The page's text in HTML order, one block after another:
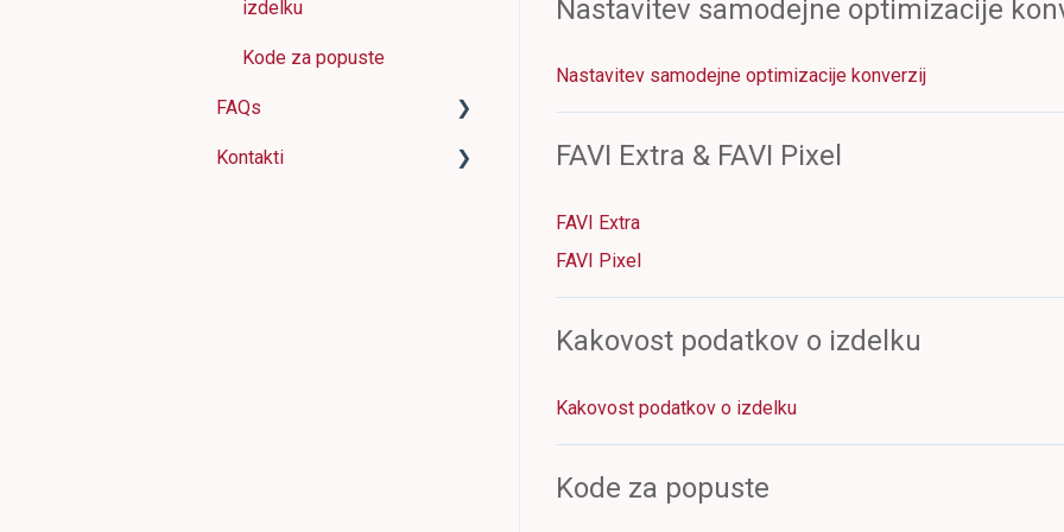
Nastavitev samodejne optimizacije
Nastavitev samodejne optimizacije konverzij
FAVI Extra & FAVI Pixel
FAVI Extra
FAVI Pixel
Kakovost podatkov o izdelku
Kakovost podatkov o izdelku
Kode za popuste
izdelku
Kode za popuste
FAQs
Prikaz izdelkov
Kontakti